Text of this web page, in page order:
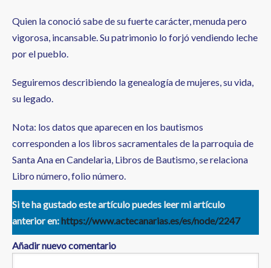
Quien la conoció sabe de su fuerte carácter, menuda pero
vigorosa, incansable. Su patrimonio lo forjó vendiendo leche
por el pueblo.
Seguiremos describiendo la genealogía de mujeres, su vida,
su legado.
Nota: los datos que aparecen en los bautismos
corresponden a los libros sacramentales de la parroquia de
Santa Ana en Candelaria, Libros de Bautismo, se relaciona
Libro número, folio número.
Si te ha gustado este artículo puedes leer mi artículo
anterior en:https://www.actecanarias.es/es/node/2247
Añadir nuevo comentario